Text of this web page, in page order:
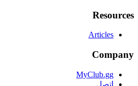
Resources
Articles
Company
MyClub.gg
اتصل